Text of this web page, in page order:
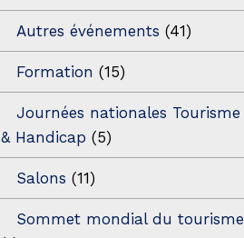
Autres événements (41)
Formation (15)
Journées nationales Tourisme
& Handicap (5)
Salons (11)
Sommet mondial du tourisme